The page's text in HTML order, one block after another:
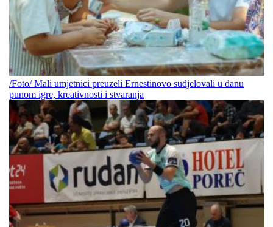
/Foto/ Mali umjetnici preuzeli Ernestinovo sudjelovali u danu
punom igre, kreativnosti i stvaranja